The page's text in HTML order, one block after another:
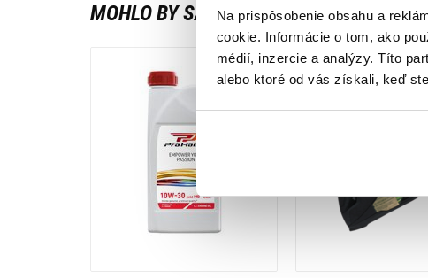
Na prispôsobenie obsahu a
cookie. Informácie o tom, ako
médií, inzercie a analýzy. Títo
alebo ktoré od vás získali, keď
MOHLO BY SA VÁM PÁČIŤ